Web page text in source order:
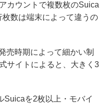
カウントで複数枚のSuica
数は端末によって違うの
売時期によって細かい制
サイトによると、大きく3
Suicaを2枚以上・モバイ